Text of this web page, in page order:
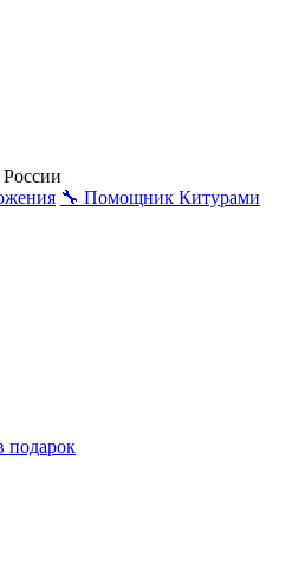
🔧 Помощник Китурами
подарок